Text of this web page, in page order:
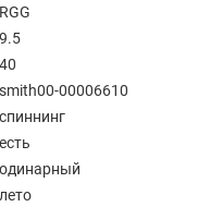
RGG
9.5
40
smith00-00006610
спиннинг
есть
одинарный
лето